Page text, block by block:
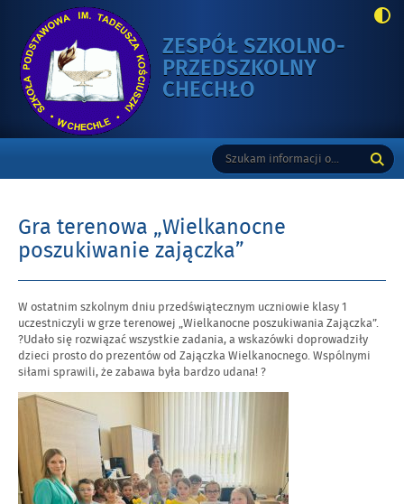
ZESPÓŁ SZKOLNO-
PRZEDSZKOLNY
CHECHŁO
TERENOWA
POSZUKIWANIE
Wyszukiwarka
Tutaj
wpisz
szukaną
Gra terenowa „Wielkanocne
poszukiwanie zajączka”
Opublikowano
w
dniu
W ostatnim szkolnym dniu przedświątecznym uczniowie klasy 1
uczestniczyli w grze terenowej „Wielkanocne poszukiwania Zajączka”.
?Udało się rozwiązać wszystkie zadania, a wskazówki doprowadziły
dzieci prosto do prezentów od Zajączka Wielkanocnego. Wspólnymi
siłami sprawili, że zabawa była bardzo udana! ?